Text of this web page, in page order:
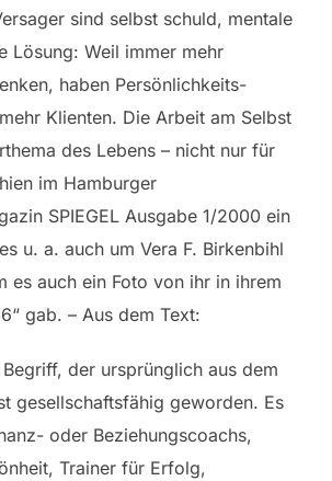
sind selbst schuld, mentale
Lösung: Weil immer mehr
haben Persönlichkeits-
Klienten. Die Arbeit am Selbst
des Lebens – nicht nur für
im Hamburger
SPIEGEL Ausgabe 1/2000 ein
u. a. auch um Vera F. Birkenbihl
es auch ein Foto von ihr in ihrem
gab. – Aus dem Text:
der ursprünglich aus dem
gesellschaftsfähig geworden. Es
oder Beziehungscoachs,
Trainer für Erfolg,